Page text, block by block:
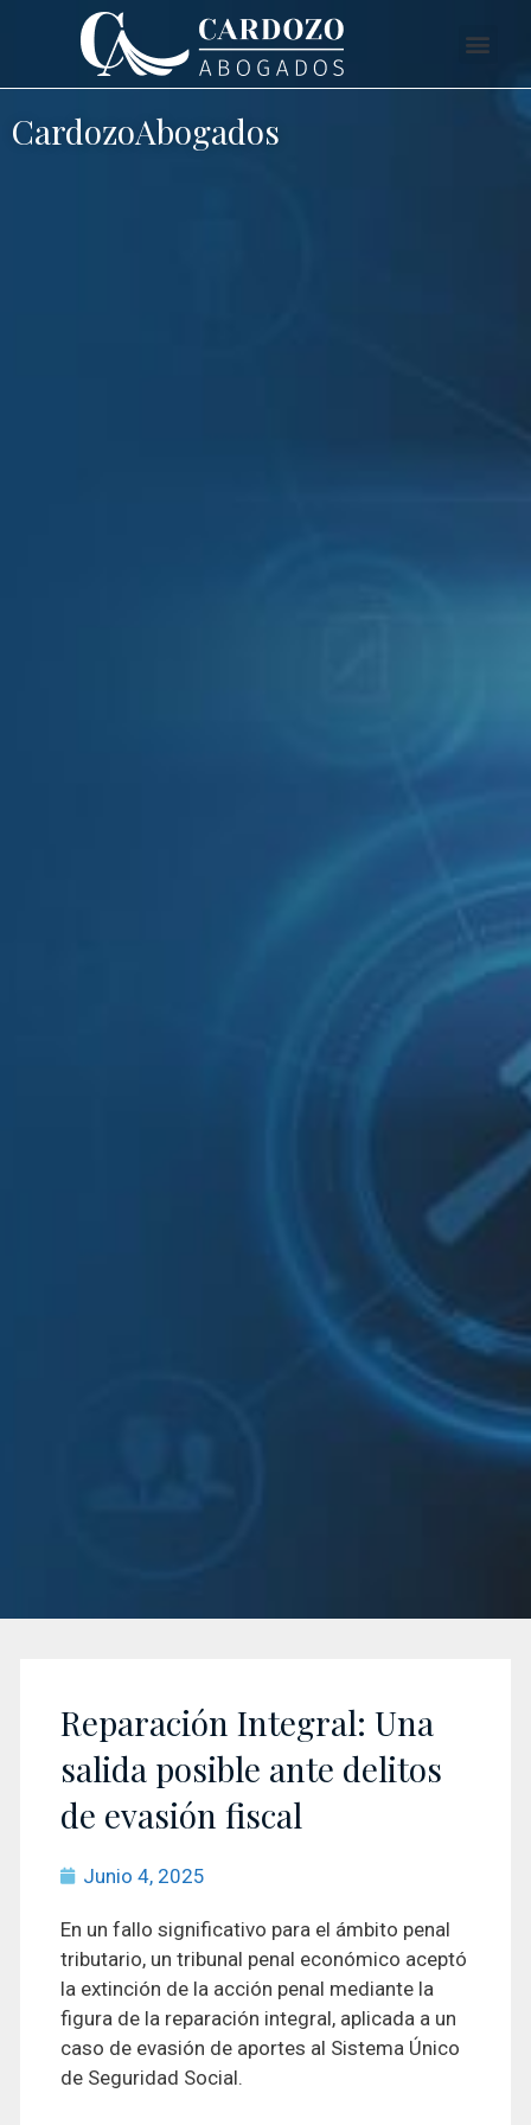
CardozoAbogados
Reparación Integral: Una
salida posible ante delitos
de evasión fiscal
Junio 4, 2025
En un fallo significativo para el ámbito penal
tributario, un tribunal penal económico aceptó
la extinción de la acción penal mediante la
figura de la reparación integral, aplicada a un
caso de evasión de aportes al Sistema Único
de Seguridad Social.